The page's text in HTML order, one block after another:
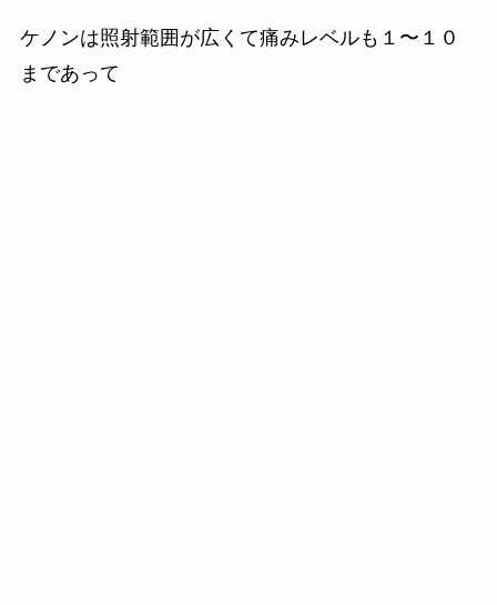
ケノンは照射範囲が広くて痛みレベルも１〜１０
まであって